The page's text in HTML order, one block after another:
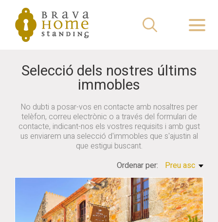
Selecció dels nostres últims
immobles
No dubti a posar-vos en contacte amb nosaltres per
telèfon, correu electrònic o a través del formulari de
contacte, indicant-nos els vostres requisits i amb gust
us enviarem una selecció d'immobles que s'ajustin al
que estigui buscant.
Ordenar per:
Preu asc